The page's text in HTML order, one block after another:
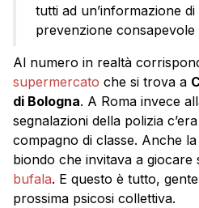
tutti ad un’informazione
prevenzione consapevole
Al numero in realtà
supermercato che si trova a
di Bologna. A Roma invece
segnalazioni della polizia c’era
compagno di classe. Anche
biondo che invitava a giocare
bufala. E questo è tutto,
prossima psicosi collettiva.